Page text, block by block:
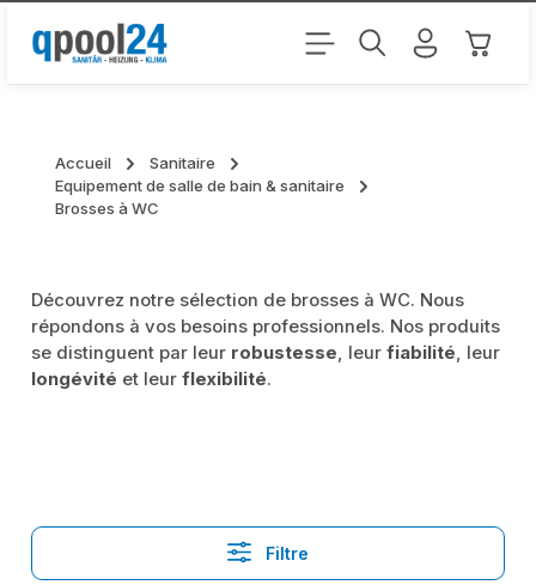
Passer au contenu principal Le
Accueil
Sanitaire
Equipement de salle de bain & sanitaire
Brosses à WC
Découvrez notre sélection de brosses à WC. Nous
répondons à vos besoins professionnels. Nos produits
se distinguent par leur robustesse, leurfiabilité, leur
longévité et leurflexibilité.
Filtre